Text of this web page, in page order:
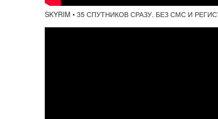
SKYRIM • 35 СПУТНИКОВ СРАЗУ. БЕЗ СМС И